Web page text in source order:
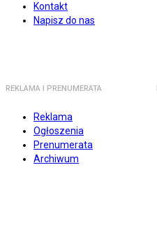
Kontakt
Napisz do nas
REKLAMA I PRENUMERATA
Reklama
Ogłoszenia
Prenumerata
Archiwum